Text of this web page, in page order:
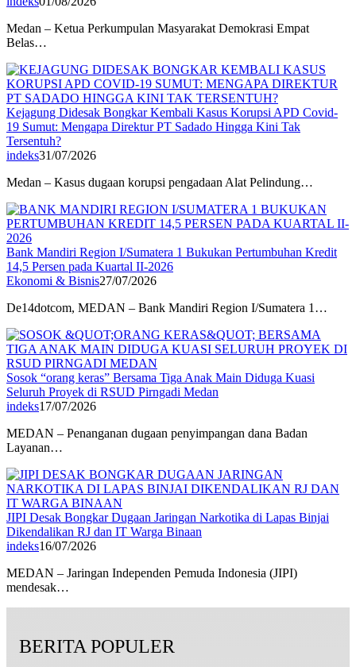
Medan – Ketua Perkumpulan Masyarakat Demokrasi Empat
Belas…
Kejagung Didesak Bongkar Kembali Kasus Korupsi APD Covid-
19 Sumut: Mengapa Direktur PT Sadado Hingga Kini Tak
Tersentuh?
indeks31/07/2026
Medan – Kasus dugaan korupsi pengadaan Alat Pelindung…
Bank Mandiri Region I/Sumatera 1 Bukukan Pertumbuhan Kredit
14,5 Persen pada Kuartal II-2026
Ekonomi & Bisnis27/07/2026
De14dotcom, MEDAN – Bank Mandiri Region I/Sumatera 1…
Sosok “orang keras” Bersama Tiga Anak Main Diduga Kuasi
Seluruh Proyek di RSUD Pirngadi Medan
indeks17/07/2026
MEDAN – Penanganan dugaan penyimpangan dana Badan
Layanan…
JIPI Desak Bongkar Dugaan Jaringan Narkotika di Lapas Binjai
Dikendalikan RJ dan IT Warga Binaan
indeks16/07/2026
MEDAN – Jaringan Independen Pemuda Indonesia (JIPI)
mendesak…
BERITA POPULER